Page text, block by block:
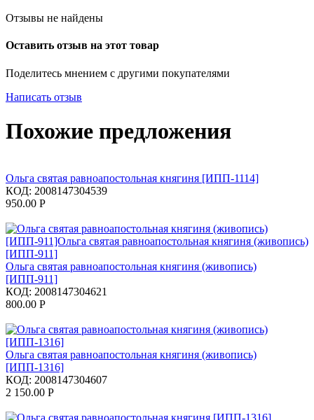
Отзывы не найдены
Оставить отзыв на этот товар
Поделитесь мнением с другими покупателями
Написать отзыв
Похожие предложения
Ольга святая равноапостольная княгиня [ИПП-1114]
КОД: 2008147304539
950.00 Р
Ольга святая равноапостольная княгиня (живопись)
[ИПП-911]
КОД: 2008147304621
800.00 Р
Ольга святая равноапостольная княгиня (живопись)
[ИПП-1316]
КОД: 2008147304607
2 150.00 Р